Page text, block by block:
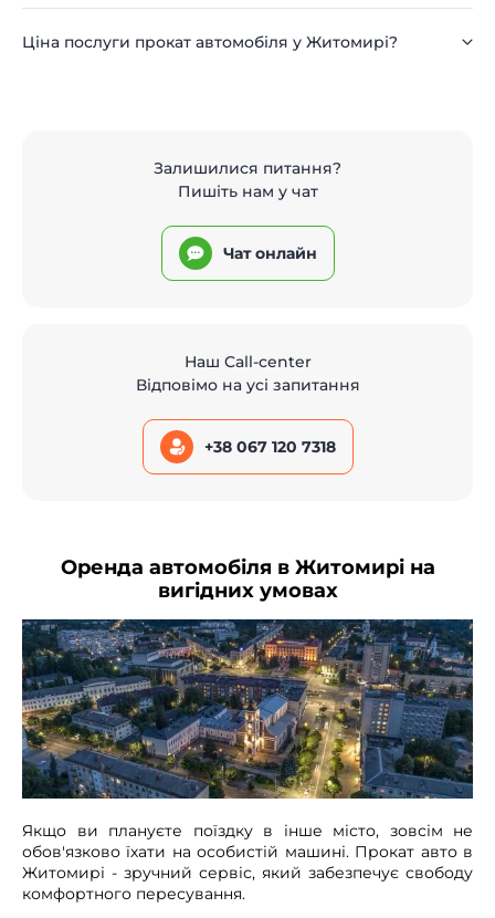
Ціна послуги прокат автомобіля у Житомирі?
Залишилися питання?
Пишіть нам у чат
Чат онлайн
Наш Call-center
Відповімо на усі запитання
+38 067 120 7318
Оренда автомобіля в Житомирі на
вигідних умовах
Якщо ви плануєте поїздку в інше місто, зовсім не
обов'язково їхати на особистій машині. Прокат авто в
Житомирі - зручний сервіс, який забезпечує свободу
комфортного пересування.